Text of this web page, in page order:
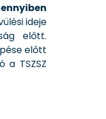
ideje
előtt.
előtt
a TSZSZ